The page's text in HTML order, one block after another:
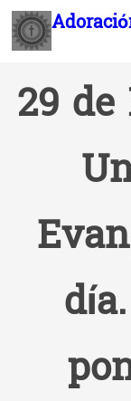
Saltar
29 de